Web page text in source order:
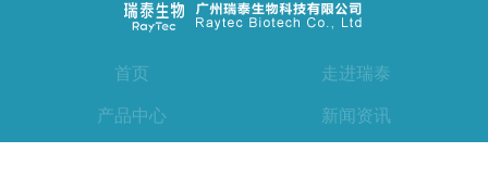
首页 走进瑞泰
产品中心 新闻资讯